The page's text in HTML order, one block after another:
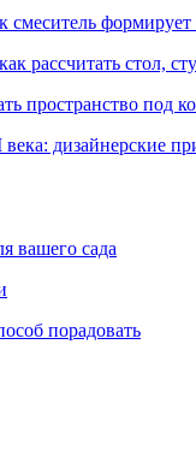
смеситель
рассчитать стол,
пространство под
дизайнерские
вашего сада
порадовать